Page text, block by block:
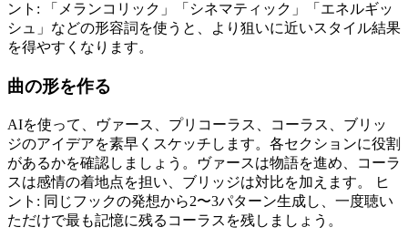
ント: 「メランコリック」「シネマティック」「エネルギッ
シュ」などの形容詞を使うと、より狙いに近いスタイル結果
を得やすくなります。
曲の形を作る
AIを使って、ヴァース、プリコーラス、コーラス、ブリッ
ジのアイデアを素早くスケッチします。各セクションに役割
があるかを確認しましょう。ヴァースは物語を進め、コーラ
スは感情の着地点を担い、ブリッジは対比を加えます。 ヒ
ント: 同じフックの発想から2〜3パターン生成し、一度聴い
ただけで最も記憶に残るコーラスを残しましょう。